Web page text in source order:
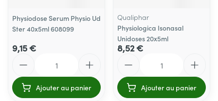
Physiodose Serum Physio Ud
Ster 40x5ml 608099
9,15 €
Ajouter au panier
Qualiphar
Physiologica Isonasal
Unidoses 20x5ml
8,52 €
Ajouter au panier